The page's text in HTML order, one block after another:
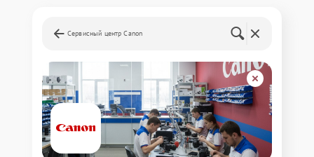
Сервисный центр Canon